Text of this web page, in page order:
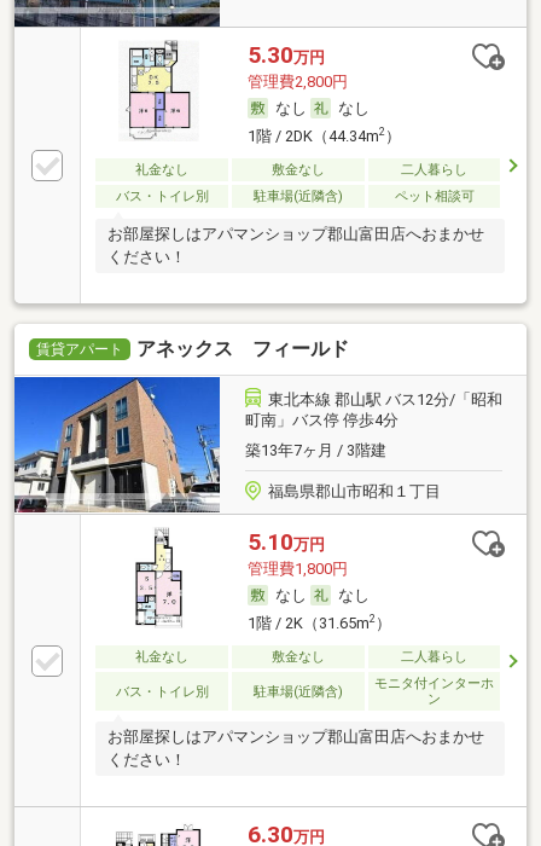
5.30万円
管理費2,800円
なし
なし
1階 / 2DK（44.34m2）
礼金なし 敷金なし
二人暮らし
バス・トイレ別
駐車場(近隣含) ペット相談可
お部屋探しはアパマンショップ郡山富田店へおまかせ
ください！
賃貸アパート アネックス フィールド
東北本線 郡山駅 バス12分/「昭和
町南」バス停 停歩4分
築13年7ヶ月 / 3階建
福島県郡山市昭和１丁目
5.10万円
管理費1,800円
なし
なし
1階 / 2K（31.65m2）
礼金なし 敷金なし 二人暮らし
バス・トイレ別 駐車場(近隣含)
モニタ付インターホ
ン
お部屋探しはアパマンショップ郡山富田店へおまかせ
ください！
6.30万円